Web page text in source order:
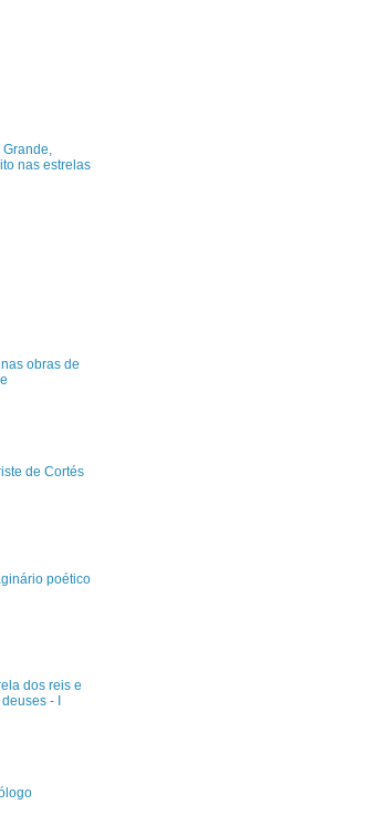
nas estrelas
obras de
de Cortés
poético
dos reis e
- I